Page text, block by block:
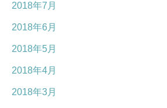
2018年7月
2018年6月
2018年5月
2018年4月
2018年3月